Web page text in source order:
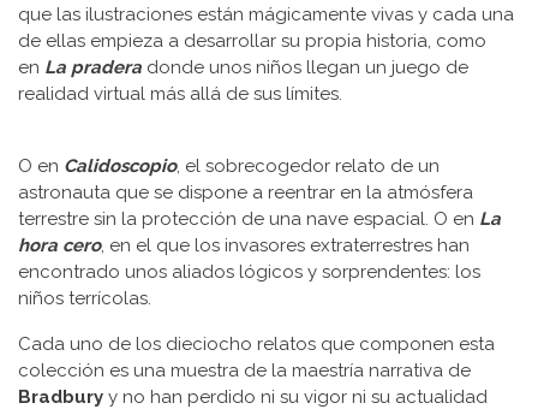
que las ilustraciones están mágicamente vivas y cada una
de ellas empieza a desarrollar su propia historia, como
en La pradera donde unos niños llegan un juego de
realidad virtual más allá de sus límites.
O en Calidoscopio, el sobrecogedor relato de un
astronauta que se dispone a reentrar en la atmósfera
terrestre sin la protección de una nave espacial. O en La
hora cero, en el que los invasores extraterrestres han
encontrado unos aliados lógicos y sorprendentes: los
niños terrícolas.
Cada uno de los dieciocho relatos que componen esta
colección es una muestra de la maestría narrativa de
Bradbury y no han perdido ni su vigor ni su actualidad